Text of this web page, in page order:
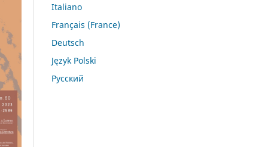
Italiano
Français (France)
Deutsch
Język Polski
Русский